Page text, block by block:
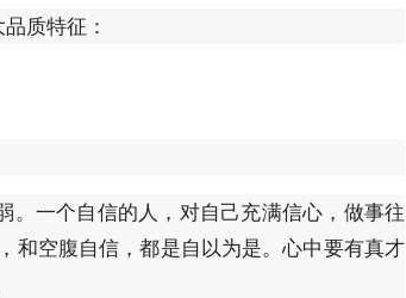
质特征：
一个自信的人，对自己充满信心，做事往
和空腹自信，都是自以为是。心中要有真才